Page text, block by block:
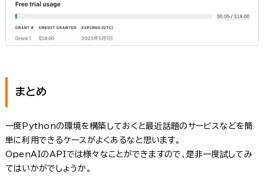
まとめ
一度Pythonの環境を構築しておくと最近話題のサービスなどを簡
単に利用できるケースがよくあるなと思います。
OpenAIのAPIでは様々なことができますので、是非一度試してみ
てはいかがでしょうか。